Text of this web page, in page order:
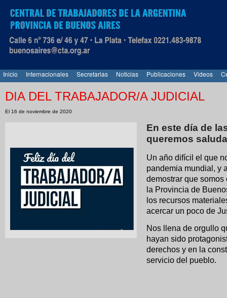
Inicio Internacionales Secretarias Noticias Publicaciones Videos
DIA DEL TRABAJADOR/A JUDICIAL
El 16 de noviembre de 2020
En este día de
queremos
Un año difícil el que
pandemia mundial, y
demostrar que
la Provincia de
los recursos
acercar un poco de
Nos llena de orgullo
hayan sido
derechos y en la
servicio del pueblo.